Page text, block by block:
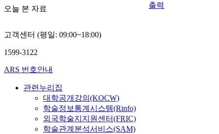
오늘 본 자료
출력
고객센터 (평일: 09:00~18:00)
1599-3122
ARS 번호안내
관련누리집
대학공개강의(KOCW)
학술정보통계시스템(Rinfo)
외국학술지지원센터(FRIC)
학술관계분석서비스(SAM)